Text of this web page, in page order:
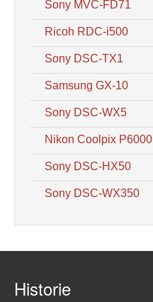
Sony MVC-FD71
Ricoh RDC-i500
Sony DSC-TX1
Samsung GX-10
Sony DSC-WX5
Nikon Coolpix P6000
Sony DSC-HX50
Sony DSC-WX350
Historie